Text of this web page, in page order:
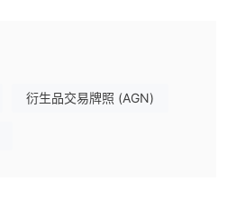
期货期货提倡理性投资，以客户资金
业界的普遍赞誉。
经纪和金融期货经纪。高素质的研究
衍生品交易牌照 (AGN)